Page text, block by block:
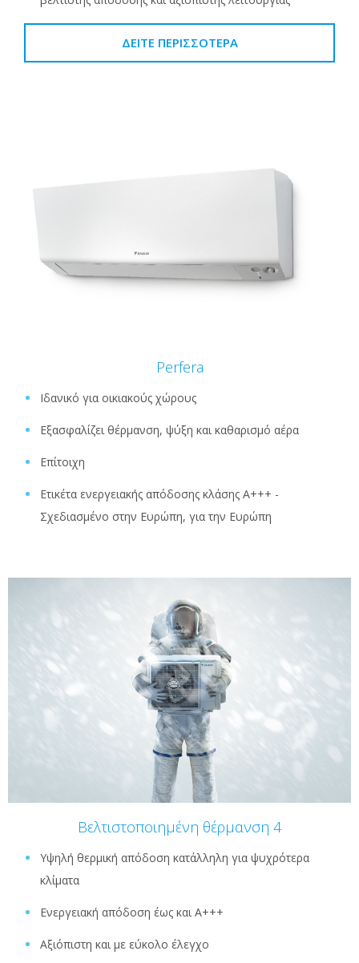
ΔΕΊΤΕ ΠΕΡΙΣΣΌΤΕΡΑ
Perfera
Ιδανικό για οικιακούς χώρους
Εξασφαλίζει θέρμανση, ψύξη και καθαρισμό αέρα
Επίτοιχη
Ετικέτα ενεργειακής απόδοσης κλάσης A+++ -
Σχεδιασμένο στην Ευρώπη, για την Ευρώπη
Βελτιστοποιημένη θέρμανση 4
Υψηλή θερμική απόδοση κατάλληλη για ψυχρότερα
κλίματα
Eνεργειακή απόδοση έως και Α+++
Αξιόπιστη και με εύκολο έλεγχο